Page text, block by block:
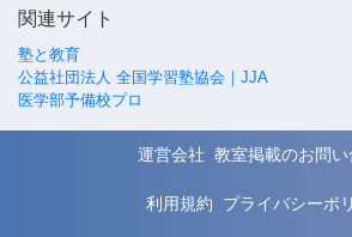
関連サイト
塾と教育
公益社団法人 全国学習塾協会｜JJA
医学部予備校プロ
運営会社 教室掲載のお問
利用規約 プライバシーポ